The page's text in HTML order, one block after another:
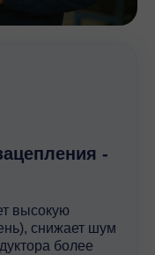
-
высокую
снижает шум
более